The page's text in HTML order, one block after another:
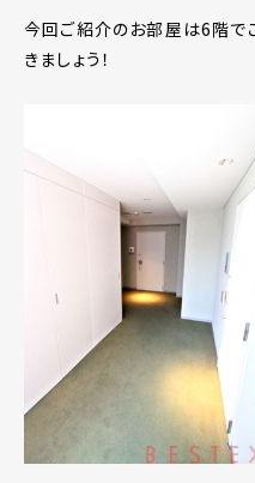
今回ご紹介のお部屋は6階で
きましょう！